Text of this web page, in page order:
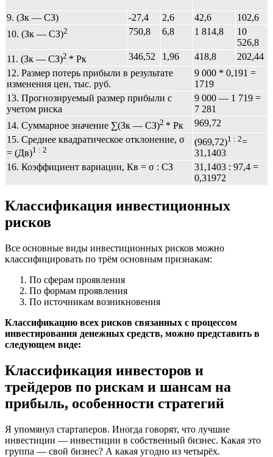
9. (Зк — СЗ) -27,4 2,6 42,6
102,6
10. (Зк — СЗ)2 750,8 6,8 1 814,8
10
526,8
11. (Зк — СЗ)2 * Рк 346,52 1,96 418,8
202,44
12. Размер потерь прибыли в результате
изменения цен, тыс. руб.
9 000 * 0,191 =
1719
13. Прогнозируемый размер прибыли с
учетом риска
9 000 — 1 719 =
7 281
14. Суммарное значение ∑(Зк — СЗ)2 * Рк
969,72
15. Среднее квадратическое отклонение, σ
= (Дв)1 : 2
(969,72)1 : 2=
31,1403
16. Коэффициент вариации, Кв = σ : СЗ
31,1403 : 97,4 =
0,31972
Классификация инвестиционных
рисков
Все основные виды инвестиционных рисков можно
классифицировать по трём основным признакам:
По сферам проявления
По формам проявления
По источникам возникновения
Классификацию всех рисков связанных с процессом
инвестирования денежных средств, можно представить в
следующем виде:
Классификация инвесторов и
трейдеров по рискам и шансам на
прибыль, особенности стратегий
Я упомянул стартаперов. Иногда говорят, что лучшие
инвестиции — инвестиции в собственный бизнес. Какая это
группа — свой бизнес? А какая угодно из четырёх.